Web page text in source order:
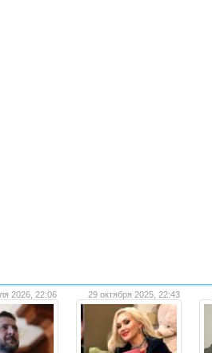
2026, 22:06 29 октября 2025, 22:43